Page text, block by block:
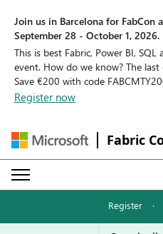
Join us in Barcelona for FabCon
September 28 - October 1, 2026.
This is best Fabric, Power BI,
event. How do we know? The
Save €200 with code
Register now
Fabric
Register ·